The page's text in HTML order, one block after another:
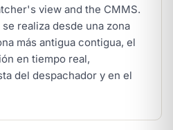
view and the CMMS.
realiza desde una zona
más antigua contigua, el
en tiempo real,
del despachador y en el